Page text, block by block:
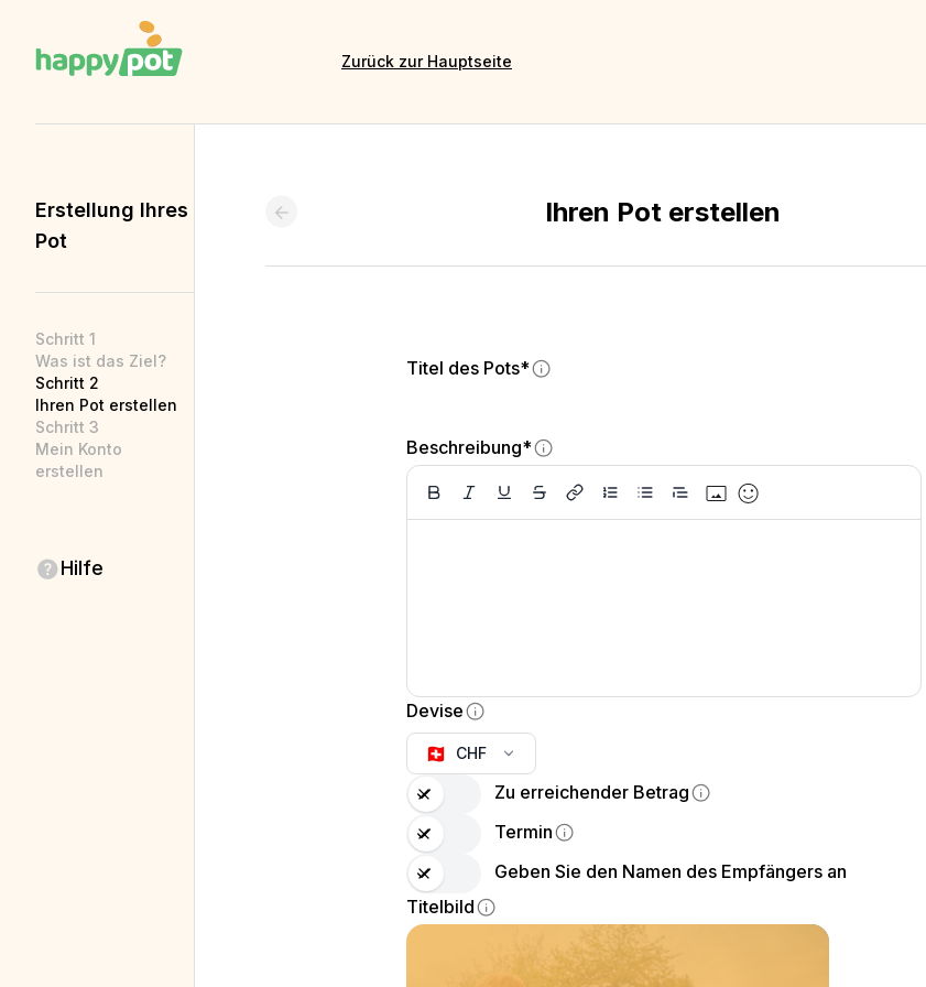
Zurück zur Hauptseite
Erstellung Ihres
Pot
Schritt 1
Was ist das Ziel?
Schritt 2
Ihren Pot erstellen
Schritt 3
Mein Konto
erstellen
Hilfe
Ihren Pot erstellen
Titel des Pots*
Beschreibung*
Devise
🇨🇭
CHF
switch
Zu erreichender Betrag
switch
Termin
switch
Geben Sie den Namen des Empfängers an
Titelbild